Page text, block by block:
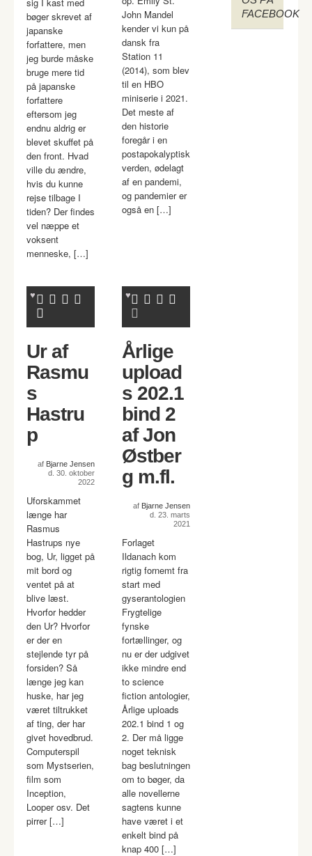
bøger skrevet af
japanske
forfattere, men
jeg burde måske
bruge mere tid
på japanske
forfattere
eftersom jeg
endnu aldrig er
blevet skuffet på
den front. Hvad
ville du ændre,
hvis du kunne
rejse tilbage I
tiden? Der findes
vel næppe et
voksent
menneske, […]
John Mandel
kender vi kun på
dansk fra
Station 11
(2014), som blev
til en HBO
miniserie i 2021.
Det meste af
den historie
foregår i en
postapokalyptisk
verden, ødelagt
af en pandemi,
og pandemier er
også en […]
Ur af
Rasmu
s
Hastru
p
af Bjarne Jensen
d. 30. oktober
2022
Uforskammet
længe har
Rasmus
Hastrups nye
bog, Ur, ligget på
mit bord og
ventet på at
blive læst.
Hvorfor hedder
den Ur? Hvorfor
er der en
stejlende tyr på
forsiden? Så
længe jeg kan
huske, har jeg
været tiltrukket
af ting, der har
givet hovedbrud.
Computerspil
som Mystserien,
film som
Inception,
Looper osv. Det
pirrer […]
Årlige
upload
s 202.1
bind 2
af Jon
Østber
g m.fl.
af Bjarne Jensen
d. 23. marts
2021
Forlaget
Ildanach kom
rigtig fornemt fra
start med
gyserantologien
Frygtelige
fynske
fortællinger, og
nu er der udgivet
ikke mindre end
to science
fiction antologier,
Årlige uploads
202.1 bind 1 og
2. Der må ligge
noget teknisk
bag beslutningen
om to bøger, da
alle novellerne
sagtens kunne
have været i et
enkelt bind på
knap 400 […]
FACEBOOK